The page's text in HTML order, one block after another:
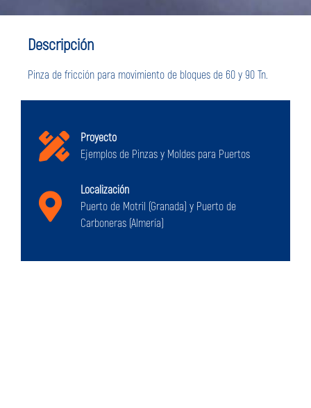
Descripción
Pinza de fricción para movimiento de bloques de 60 y 90 Tn.
Proyecto
Ejemplos de Pinzas y Moldes para Puertos
Localización
Puerto de Motril (Granada) y Puerto de
Carboneras (Almería)